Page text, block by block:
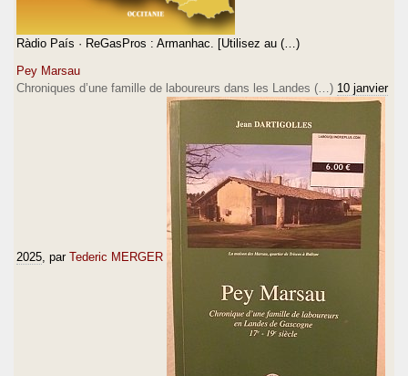
Ràdio País · ReGasPros : Armanhac. [Utilisez au (…)
Pey Marsau
Chroniques d’une famille de laboureurs dans les Landes (…) 10 janvier
2025 , par Tederic MERGER